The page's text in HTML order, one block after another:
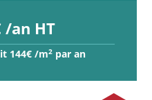
/an HT
144€ /m2par an